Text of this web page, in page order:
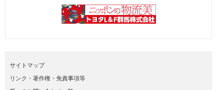
サイトマップ
リンク・著作権・免責事項等